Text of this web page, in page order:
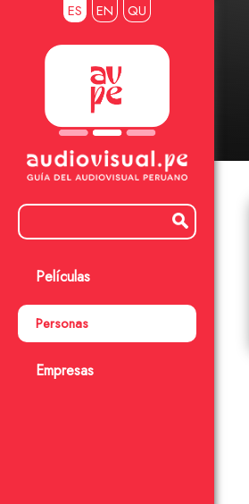
ES EN QU
Películas
Personas
Empresas